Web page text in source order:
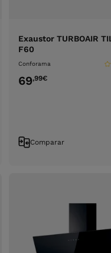
Exaustor TURBOAIR
F60
Conforama
69,99€
Comparar